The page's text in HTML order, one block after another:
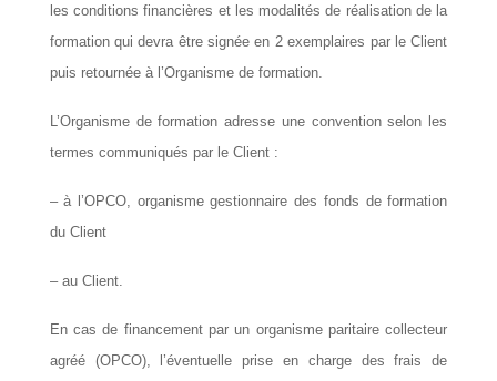
les conditions financières et les modalités de réalisation de la
formation qui devra être signée en 2 exemplaires par le Client
puis retournée à l’Organisme de formation.
L’Organisme de formation adresse une convention selon les
termes communiqués par le Client :
– à l’OPCO, organisme gestionnaire des fonds de formation
du Client
– au Client.
En cas de financement par un organisme paritaire collecteur
agréé (OPCO), l’éventuelle prise en charge des frais de